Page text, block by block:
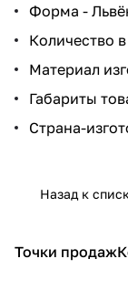
Форма -
Количество
Материал
Габариты
Страна-
Назад к
Точки продаж